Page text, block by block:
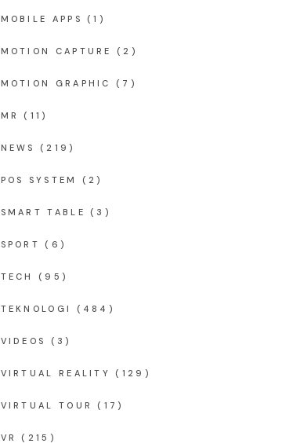
MOBILE APPS (1)
MOTION CAPTURE (2)
MOTION GRAPHIC (7)
MR (11)
NEWS (219)
POS SYSTEM (2)
SMART TABLE (3)
SPORT (6)
TECH (95)
TEKNOLOGI (484)
VIDEOS (3)
VIRTUAL REALITY (129)
VIRTUAL TOUR (17)
VR (215)